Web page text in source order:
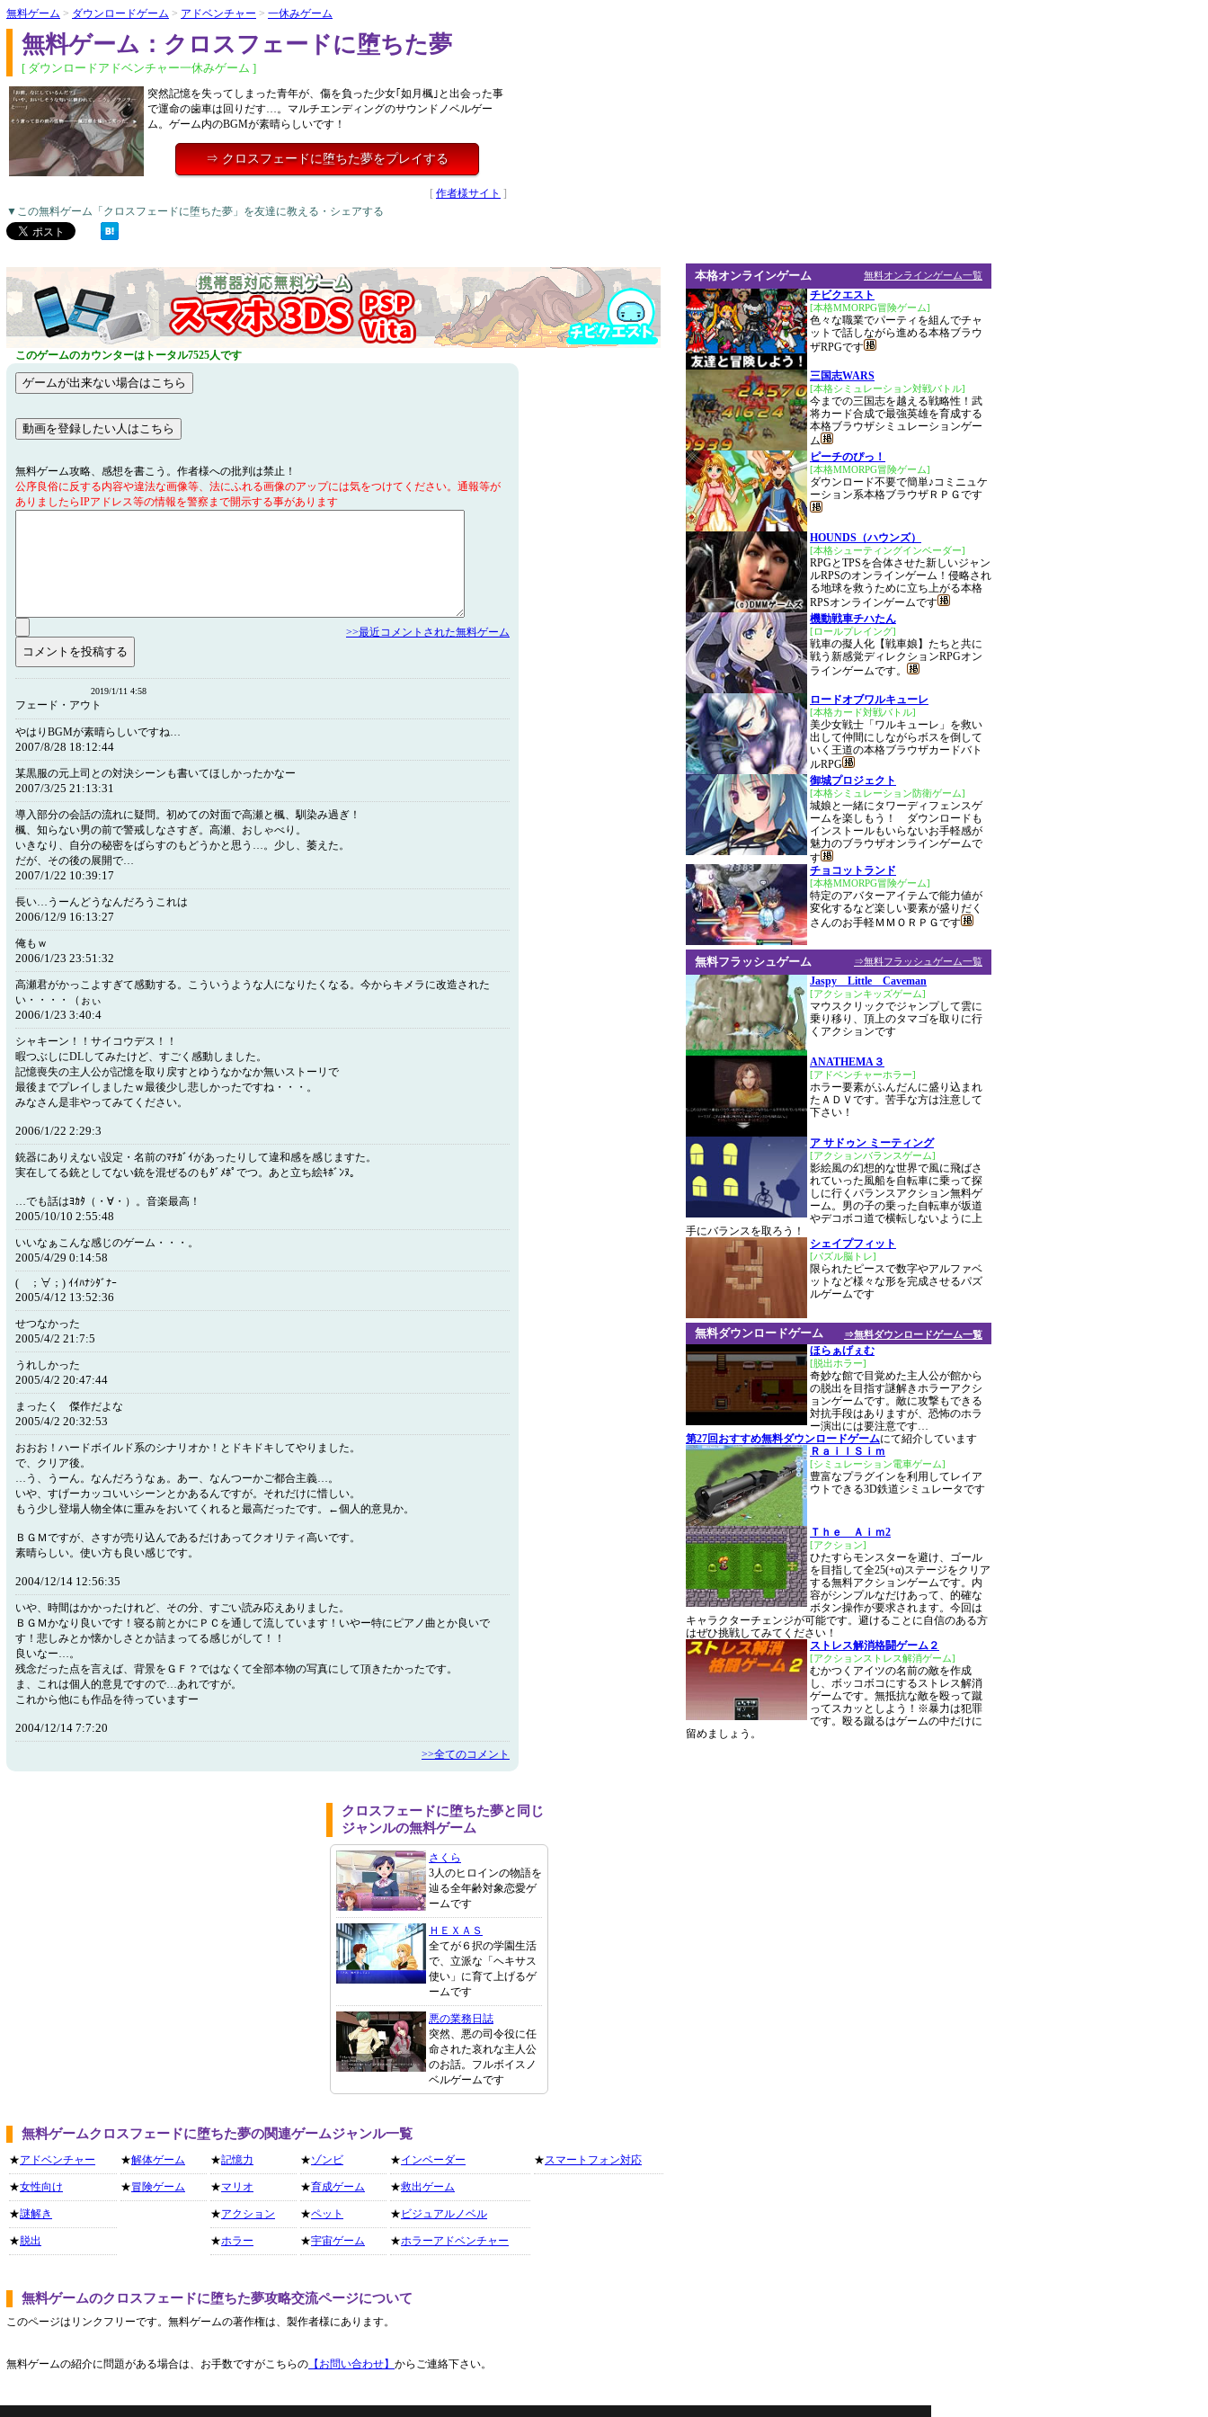
無料ゲーム > ダウンロードゲーム > アドベンチャー > 一休みゲーム
無料ゲーム：クロスフェードに堕ちた夢
[ ダウンロードアドベンチャー一休みゲーム ]
突然記憶を失ってしまった青年が、傷を負った少女｢如月楓｣と出会った事
で運命の歯車は回りだす…。マルチエンディングのサウンドノベルゲー
ム。ゲーム内のBGMが素晴らしいです！
⇒ クロスフェードに堕ちた夢をプレイする
[ 作者様サイト ]
▼この無料ゲーム「クロスフェードに堕ちた夢」を友達に教える・シェアする
このゲームのカウンターはトータル7525人です
無料ゲーム攻略、感想を書こう。作者様への批判は禁止！
公序良俗に反する内容や違法な画像等、法にふれる画像のアップには気をつけてください。通報等が
ありましたらIPアドレス等の情報を警察まで開示する事があります
>>最近コメントされた無料ゲーム
2019/1/11 4:58
フェード・アウト
やはりBGMが素晴らしいですね…
2007/8/28 18:12:44
某黒服の元上司との対決シーンも書いてほしかったかなー
2007/3/25 21:13:31
導入部分の会話の流れに疑問。初めての対面で高瀬と楓、馴染み過ぎ！
楓、知らない男の前で警戒しなさすぎ。高瀬、おしゃべり。
いきなり、自分の秘密をばらすのもどうかと思う…。少し、萎えた。
だが、その後の展開で…
2007/1/22 10:39:17
長い…うーんどうなんだろうこれは
2006/12/9 16:13:27
俺もｗ
2006/1/23 23:51:32
高瀬君がかっこよすぎて感動する。こういうような人になりたくなる。今からキメラに改造された
い・・・・（ぉぃ
2006/1/23 3:40:4
シャキーン！！サイコウデス！！
暇つぶしにDLしてみたけど、すごく感動しました。
記憶喪失の主人公が記憶を取り戻すとゆうなかなか無いストーリで
最後までプレイしましたｗ最後少し悲しかったですね・・・。
みなさん是非やってみてください。
2006/1/22 2:29:3
銃器にありえない設定・名前のﾏﾁｶﾞｲがあったりして違和感を感じますた。
実在してる銃としてない銃を混ぜるのもﾀﾞﾒﾎﾟでつ。あと立ち絵ｷﾎﾞﾝﾇ。
…でも話はﾖｶﾀ（・∀・）。音楽最高！
2005/10/10 2:55:48
いいなぁこんな感じのゲーム・・・。
2005/4/29 0:14:58
( ；∀；) ｲｲﾊﾅｼﾀﾞﾅｰ
2005/4/12 13:52:36
せつなかった
2005/4/2 21:7:5
うれしかった
2005/4/2 20:47:44
まったく 傑作だよな
2005/4/2 20:32:53
おおお！ハードボイルド系のシナリオか！とドキドキしてやりました。
で、クリア後。
…う、うーん。なんだろうなぁ。あー、なんつーかご都合主義…。
いや、すげーカッコいいシーンとかあるんですが。それだけに惜しい。
もう少し登場人物全体に重みをおいてくれると最高だったです。←個人的意見か。
ＢＧＭですが、さすが売り込んであるだけあってクオリティ高いです。
素晴らしい。使い方も良い感じです。
2004/12/14 12:56:35
いや、時間はかかったけれど、その分、すごい読み応えありました。
ＢＧＭかなり良いです！寝る前とかにＰＣを通して流しています！いやー特にピアノ曲とか良いで
す！悲しみとか懐かしさとか詰まってる感じがして！！
良いなー…。
残念だった点を言えば、背景をＧＦ？ではなくて全部本物の写真にして頂きたかったです。
ま、これは個人的意見ですので…あれですが。
これから他にも作品を待っていますー
2004/12/14 7:7:20
>>全てのコメント
クロスフェードに堕ちた夢と同じ
ジャンルの無料ゲーム
さくら
3人のヒロインの物語を
辿る全年齢対象恋愛ゲ
ームです
ＨＥＸＡＳ
全てが６択の学園生活
で、立派な「ヘキサス
使い」に育て上げるゲ
ームです
悪の業務日誌
突然、悪の司令役に任
命された哀れな主人公
のお話。フルボイスノ
ベルゲームです
無料ゲームクロスフェードに堕ちた夢の関連ゲームジャンル一覧
★アドベンチャー
★女性向け
★謎解き
★ 脱出
★解体ゲーム
★冒険ゲーム
★記憶力
★マリオ
★アクション
★ホラー
★ゾンビ
★育成ゲーム
★ペット
★宇宙ゲーム
★インベーダー
★救出ゲーム
★ ビジュアルノベル
★ホラーアドベンチャー
★スマートフォン対応
無料ゲームのクロスフェードに堕ちた夢攻略交流ページについて
このページはリンクフリーです。無料ゲームの著作権は、製作者様にあります。
無料ゲームの紹介に問題がある場合は、お手数ですがこちらの 【お問い合わせ】 からご連絡下さい。
無料オンラインゲーム一覧
本格オンラインゲーム
チビクエスト
[本格MMORPG冒険ゲーム]
色々な職業でパーティを組んでチャ
ットで話しながら進める本格ブラウ
ザRPGです
三国志WARS
[本格シミュレーション対戦バトル]
今までの三国志を越える戦略性！武
将カード合成で最強英雄を育成する
本格ブラウザシミュレーションゲー
ム
ピーチのぴっ！
[本格MMORPG冒険ゲーム]
ダウンロード不要で簡単♪コミニュケ
ーション系本格ブラウザＲＰＧです
HOUNDS（ハウンズ）
[本格シューティングインベーダー]
RPGとTPSを合体させた新しいジャン
ルRPSのオンラインゲーム！侵略され
る地球を救うために立ち上がる本格
RPSオンラインゲームです
機動戦車チハたん
[ロールプレイング]
戦車の擬人化【戦車娘】たちと共に
戦う新感覚ディレクションRPGオン
ラインゲームです。
ロードオブワルキューレ
[本格カード対戦バトル]
美少女戦士「ワルキューレ」を救い
出して仲間にしながらボスを倒して
いく王道の本格ブラウザカードバト
ルRPG
御城プロジェクト
[本格シミュレーション防衛ゲーム]
城娘と一緒にタワーディフェンスゲ
ームを楽しもう！ ダウンロードも
インストールもいらないお手軽感が
魅力のブラウザオンラインゲームで
す
チョコットランド
[本格MMORPG冒険ゲーム]
特定のアバターアイテムで能力値が
変化するなど楽しい要素が盛りだく
さんのお手軽ＭＭＯＲＰＧです
⇒無料フラッシュゲーム一覧
無料フラッシュゲーム
Jaspy Little Caveman
[アクションキッズゲーム]
マウスクリックでジャンプして雲に
乗り移り、頂上のタマゴを取りに行
くアクションです
ANATHEMA３
[アドベンチャーホラー]
ホラー要素がふんだんに盛り込まれ
たＡＤＶです。苦手な方は注意して
下さい！
ア サドゥン ミーティング
[アクションバランスゲーム]
影絵風の幻想的な世界で風に飛ばさ
れていった風船を自転車に乗って探
しに行くバランスアクション無料ゲ
ーム。男の子の乗った自転車が坂道
やデコボコ道で横転しないように上
手にバランスを取ろう！
シェイプフィット
[パズル脳トレ]
限られたピースで数字やアルファベ
ットなど様々な形を完成させるパズ
ルゲームです
⇒無料ダウンロードゲーム一覧
無料ダウンロードゲーム
ほらぁげぇむ
[脱出ホラー]
奇妙な館で目覚めた主人公が館から
の脱出を目指す謎解きホラーアクシ
ョンゲームです。敵に攻撃もできる
対抗手段はありますが、恐怖のホラ
ー演出には要注意です…
第27回おすすめ無料ダウンロードゲームにて紹介しています
ＲａｉｌＳｉｍ
[シミュレーション電車ゲーム]
豊富なプラグインを利用してレイア
ウトできる3D鉄道シミュレータです
Ｔｈｅ Ａｉｍ2
[アクション]
ひたすらモンスターを避け、ゴール
を目指して全25(+α)ステージをクリア
する無料アクションゲームです。内
容がシンプルなだけあって、的確な
ボタン操作が要求されます。今回は
キャラクターチェンジが可能です。避けることに自信のある方
はぜひ挑戦してみてください！
ストレス解消格闘ゲーム２
[アクションストレス解消ゲーム]
むかつくアイツの名前の敵を作成
し、ボッコボコにするストレス解消
ゲームです。無抵抗な敵を殴って蹴
ってスカッとしよう！※暴力は犯罪
です。殴る蹴るはゲームの中だけに
留めましょう。